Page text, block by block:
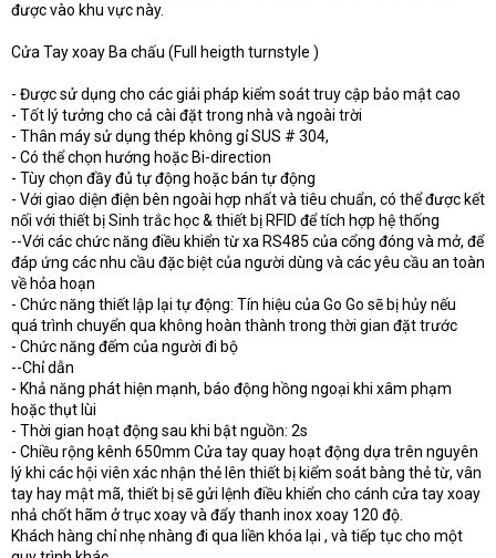
được vào khu vực này.
Cửa Tay xoay Ba chấu (Full heigth turnstyle )
- Được sử dụng cho các giải pháp kiểm soát truy cập bảo mật cao
- Tốt lý tưởng cho cả cài đặt trong nhà và ngoài trời
- Thân máy sử dụng thép không gỉ SUS # 304,
- Có thể chọn hướng hoặc Bi-direction
- Tùy chọn đầy đủ tự động hoặc bán tự động
- Với giao diện điện bên ngoài hợp nhất và tiêu chuẩn, có thể được kết
nối với thiết bị Sinh trắc học & thiết bị RFID để tích hợp hệ thống
--Với các chức năng điều khiển từ xa RS485 của cổng đóng và mở, để
đáp ứng các nhu cầu đặc biệt của người dùng và các yêu cầu an toàn
về hỏa hoạn
- Chức năng thiết lập lại tự động: Tín hiệu của Go Go sẽ bị hủy nếu
quá trình chuyển qua không hoàn thành trong thời gian đặt trước
- Chức năng đếm của người đi bộ
--Chỉ dẫn
- Khả năng phát hiện mạnh, báo động hồng ngoại khi xâm phạm
hoặc thụt lùi
- Thời gian hoạt động sau khi bật nguồn: 2s
- Chiều rộng kênh 650mm Cửa tay quay hoạt động dựa trên nguyên
lý khi các hội viên xác nhận thẻ lên thiết bị kiểm soát bàng thẻ từ, vân
tay hay mật mã, thiết bị sẽ gửi lệnh điều khiển cho cánh cửa tay xoay
nhả chốt hãm ở trục xoay và đẩy thanh inox xoay 120 độ.
Khách hàng chỉ nhẹ nhàng đi qua liền khóa lại , và tiếp tục cho một